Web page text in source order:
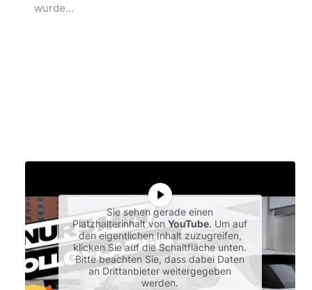
wurde...
Sie sehen gerade einen
Platzhalterinhalt vonYouTube. Um auf
den eigentlichen Inhalt zuzugreifen,
klicken Sie auf die Schaltfläche unten.
Bitte beachten Sie, dass dabei Daten
an Drittanbieter weitergegeben
werden.